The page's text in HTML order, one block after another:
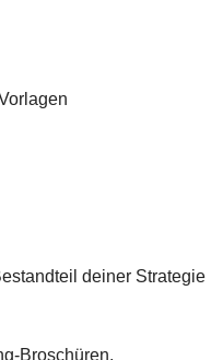
deiner Strategie
Broschüren.